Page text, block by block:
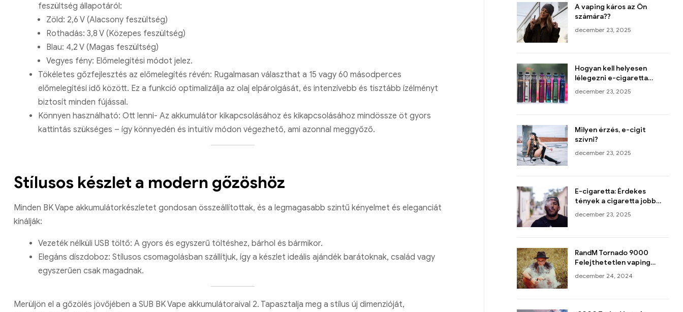
feszültség állapotáról:
Zöld: 2,6 V (Alacsony feszültség)
Rothadás: 3,8 V (Közepes feszültség)
Blau: 4,2 V (Magas feszültség)
Vegyes fény: Előmelegítési módot jelez.
Tökéletes gőzfejlesztés az előmelegítés révén: Rugalmasan választhat a 15 vagy 60 másodperces
előmelegítési idő között. Ez a funkció optimalizálja az olaj elpárolgását, és intenzívebb és tisztább ízélményt
biztosít minden fújással.
Könnyen használható: Ott lenni- Az akkumulátor kikapcsolásához és kikapcsolásához mindössze öt gyors
kattintás szükséges – így könnyedén és intuitív módon végezhető, ami azonnal meggyőző.
Stílusos készlet a modern gőzöshöz
Minden BK Vape akkumulátorkészletet gondosan összeállítottak, és a legmagasabb szintű kényelmet és eleganciát
kínálják:
Vezeték nélküli USB töltő: A gyors és egyszerű töltéshez, bárhol és bármikor.
Elegáns díszdoboz: Stílusos csomagolásban szállítjuk, így a készlet ideális ajándék barátoknak, család vagy
egyszerűen csak magadnak.
Merüljön el a gőzölés jövőjében a SUB BK Vape akkumulátoraival 2. Tapasztalja meg a stílus új dimenzióját,
A vaping káros az Ön
számára??
december 23, 2025
Hogyan kell helyesen
lélegezni e-cigaretta
szívás közben
december 23, 2025
Milyen érzés, e-cigit
szívni?
december 23, 2025
E-cigaretta: Érdekes
tények a cigaretta jobb
alternatívájáról
december 23, 2025
RandM Tornado 9000
Felejthetetlen vaping
élmény
december 24, 2024